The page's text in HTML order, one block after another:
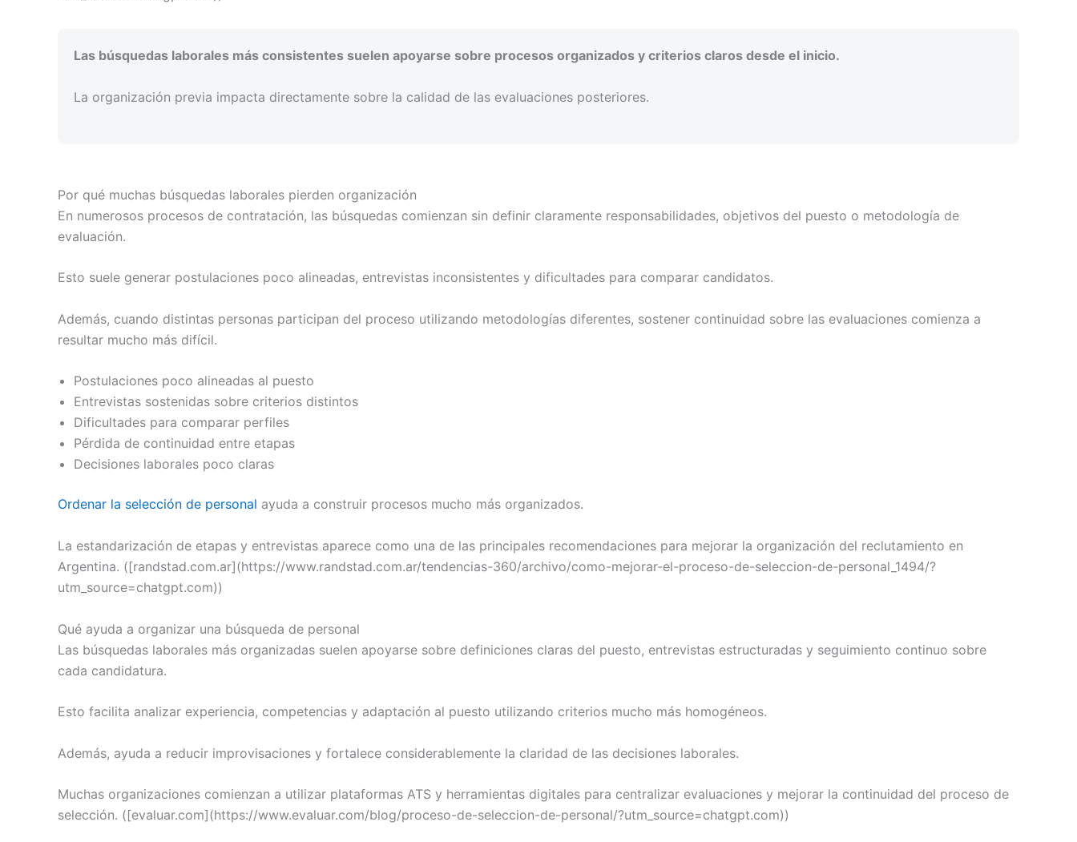
Las búsquedas laborales más consistentes suelen apoyarse sobre procesos organizados y criterios claros desde el inicio.
La organización previa impacta directamente sobre la calidad de las evaluaciones posteriores.
Por qué muchas búsquedas laborales pierden organización
En numerosos procesos de contratación, las búsquedas comienzan sin definir claramente responsabilidades, objetivos del puesto o metodología de
evaluación.
Esto suele generar postulaciones poco alineadas, entrevistas inconsistentes y dificultades para comparar candidatos.
Además, cuando distintas personas participan del proceso utilizando metodologías diferentes, sostener continuidad sobre las evaluaciones comienza a
resultar mucho más difícil.
Postulaciones poco alineadas al puesto
Entrevistas sostenidas sobre criterios distintos
Dificultades para comparar perfiles
Pérdida de continuidad entre etapas
Decisiones laborales poco claras
Ordenar la selección de personal ayuda a construir procesos mucho más organizados.
La estandarización de etapas y entrevistas aparece como una de las principales recomendaciones para mejorar la organización del reclutamiento en
Argentina. ([randstad.com.ar](https://www.randstad.com.ar/tendencias-360/archivo/como-mejorar-el-proceso-de-seleccion-de-personal_1494/?
utm_source=chatgpt.com))
Qué ayuda a organizar una búsqueda de personal
Las búsquedas laborales más organizadas suelen apoyarse sobre definiciones claras del puesto, entrevistas estructuradas y seguimiento continuo sobre
cada candidatura.
Esto facilita analizar experiencia, competencias y adaptación al puesto utilizando criterios mucho más homogéneos.
Además, ayuda a reducir improvisaciones y fortalece considerablemente la claridad de las decisiones laborales.
Muchas organizaciones comienzan a utilizar plataformas ATS y herramientas digitales para centralizar evaluaciones y mejorar la continuidad del proceso de
selección. ([evaluar.com](https://www.evaluar.com/blog/proceso-de-seleccion-de-personal/?utm_source=chatgpt.com))